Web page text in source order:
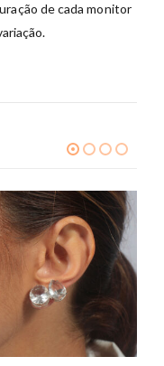
de cada monitor